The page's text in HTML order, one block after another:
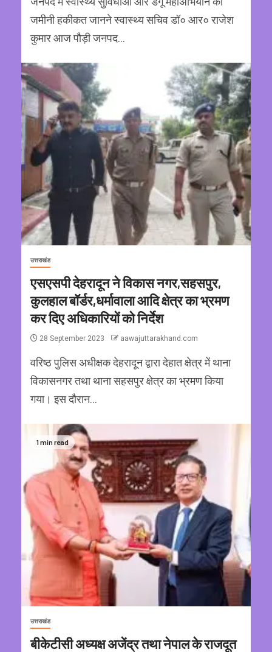
जमीनी हकीकत जानने स्वास्थ्य सचिव डॉ० आर० राजेश
कुमार आज पौड़ी जनपद...
उत्तराखंड
एसएसपी देहरादून ने विकास नगर,सहसपुर,
कुलहाल बॉर्डर,धर्मावाला आदि क्षेत्र का भ्रमण
कर दिए अधिकारियों को निर्देश
28 September 2023 aawajuttarakhand.com
वरिष्ठ पुलिस अधीक्षक देहरादून द्वारा देहात क्षेत्र में थाना
विकासनगर तथा थाना सहसपुर क्षेत्र का भ्रमण किया
गया। इस दौरान...
1 min read
उत्तराखंड
बीकेटीसी अध्यक्ष अजेंद्र तथा नेपाल के राजदूत